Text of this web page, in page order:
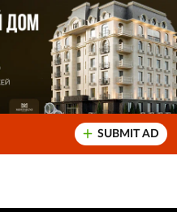
SUBMIT AD